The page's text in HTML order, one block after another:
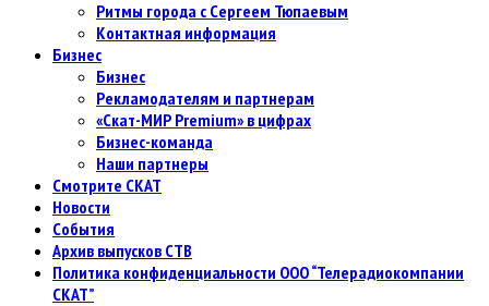
Ритмы города с Сергеем Тюпаевым
Контактная информация
Бизнес
Бизнес
Рекламодателям и партнерам
«Скат-МИР Premium» в цифрах
Бизнес-команда
Наши партнеры
Смотрите СКАТ
Новости
События
Архив выпусков СТВ
Политика конфиденциальности ООО “Телерадиокомпании
СКАТ”